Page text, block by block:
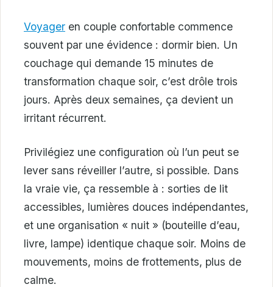
Voyager en couple confortable commence
souvent par une évidence : dormir bien. Un
couchage qui demande 15 minutes de
transformation chaque soir, c’est drôle trois
jours. Après deux semaines, ça devient un
irritant récurrent.
Privilégiez une configuration où l’un peut se
lever sans réveiller l’autre, si possible. Dans
la vraie vie, ça ressemble à : sorties de lit
accessibles, lumières douces indépendantes,
et une organisation « nuit » (bouteille d’eau,
livre, lampe) identique chaque soir. Moins de
mouvements, moins de frottements, plus de
calme.